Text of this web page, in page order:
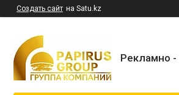
Создать сайт на Satu.kz
Рекламно -